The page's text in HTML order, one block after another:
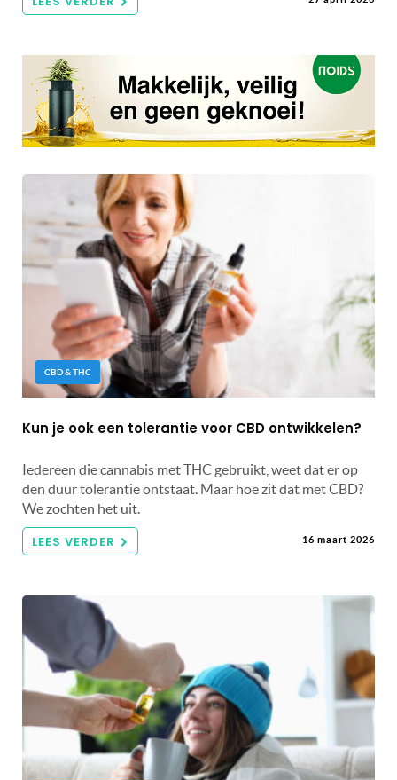
CBD & THC
Kun je ook een tolerantie voor CBD ontwikkelen?
Iedereen die cannabis met THC gebruikt, weet dat er op
den duur tolerantie ontstaat. Maar hoe zit dat met CBD?
We zochten het uit.
LEES VERDER 16 maart 2026